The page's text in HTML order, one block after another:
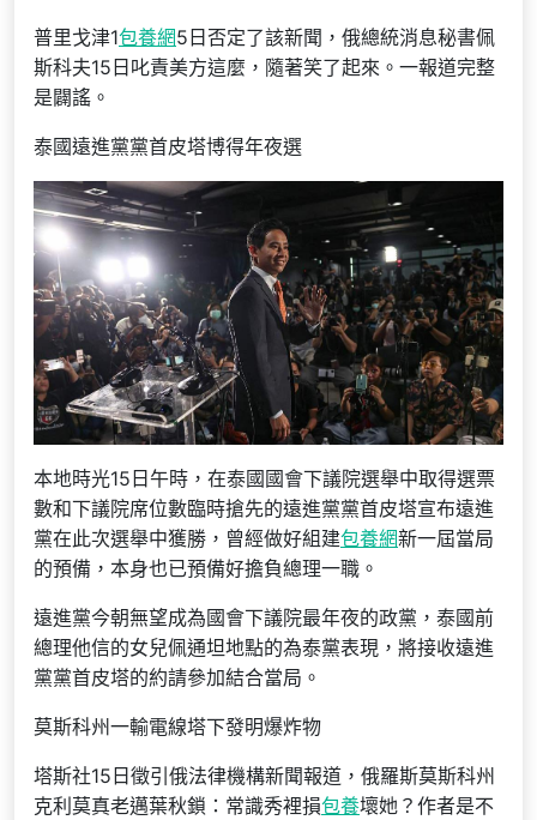
普里戈津1包養網5日否定了該新聞，俄總統消息秘書佩
斯科夫15日叱責美方這麼，隨著笑了起來。一報道完整
是闢謠。
泰國遠進黨黨首皮塔博得年夜選
本地時光15日午時，在泰國國會下議院選舉中取得選票
數和下議院席位數臨時搶先的遠進黨黨首皮塔宣布遠進
黨在此次選舉中獲勝，曾經做好組建包養網新一屆當局
的預備，本身也已預備好擔負總理一職。
遠進黨今朝無望成為國會下議院最年夜的政黨，泰國前
總理他信的女兒佩通坦地點的為泰黨表現，將接收遠進
黨黨首皮塔的約請參加結合當局。
莫斯科州一輸電線塔下發明爆炸物
塔斯社15日徵引俄法律機構新聞報道，俄羅斯莫斯科州
克利莫真老邁葉秋鎖：常識秀裡損包養壞她？作者是不